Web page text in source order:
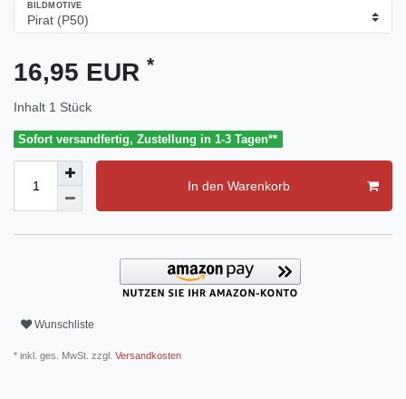
BILDMOTIVE
16,95 EUR *
Inhalt 1 Stück
Sofort versandfertig, Zustellung in 1-3 Tagen**
In den Warenkorb
Wunschliste
* inkl. ges. MwSt. zzgl. Versandkosten